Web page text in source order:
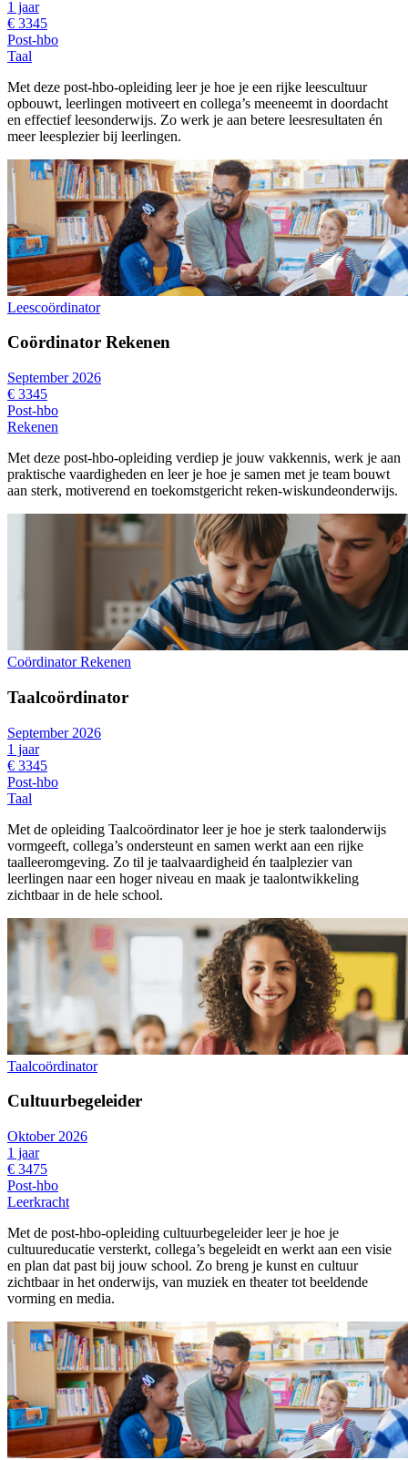
1 jaar
€ 3345
Post-hbo
Taal
Met deze post-hbo-opleiding leer je hoe je een rijke leescultuur
opbouwt, leerlingen motiveert en collega’s meeneemt in doordacht
en effectief leesonderwijs. Zo werk je aan betere leesresultaten én
meer leesplezier bij leerlingen.
Leescoördinator
Coördinator Rekenen
September 2026
€ 3345
Post-hbo
Rekenen
Met deze post-hbo-opleiding verdiep je jouw vakkennis, werk je aan
praktische vaardigheden en leer je hoe je samen met je team bouwt
aan sterk, motiverend en toekomstgericht reken-wiskundeonderwijs.
Coördinator Rekenen
Taalcoördinator
September 2026
1 jaar
€ 3345
Post-hbo
Taal
Met de opleiding Taalcoördinator leer je hoe je sterk taalonderwijs
vormgeeft, collega’s ondersteunt en samen werkt aan een rijke
taalleeromgeving. Zo til je taalvaardigheid én taalplezier van
leerlingen naar een hoger niveau en maak je taalontwikkeling
zichtbaar in de hele school.
Taalcoördinator
Cultuurbegeleider
Oktober 2026
1 jaar
€ 3475
Post-hbo
Leerkracht
Met de post-hbo-opleiding cultuurbegeleider leer je hoe je
cultuureducatie versterkt, collega’s begeleidt en werkt aan een visie
en plan dat past bij jouw school. Zo breng je kunst en cultuur
zichtbaar in het onderwijs, van muziek en theater tot beeldende
vorming en media.